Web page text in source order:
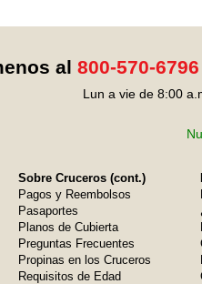
al 800-570-6796
Lun a vie de 8:00
Sobre Cruceros (cont.)
Pagos y Reembolsos
Pasaportes
Planos de Cubierta
Preguntas Frecuentes
Propinas en los Cruceros
Requisitos de Edad